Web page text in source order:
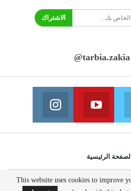
الاشتراك
@tarbia.zakia
انضم الينا
يوتيوب
انضم الينا
الصفحة الرئيسية
This website uses cookies to improve